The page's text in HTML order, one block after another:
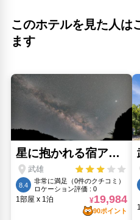
このホテルを見た人は
ます